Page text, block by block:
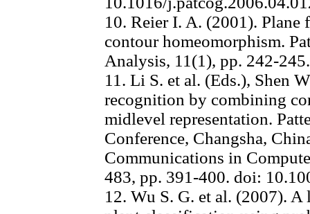
10. Reier I. A. (2001). Plane
contour homeomorphism.
Analysis, 11(1), pp. 242-245.
11. Li S. et al. (Eds.), Shen
recognition by combining
midlevel representation.
Conference, Changsha,
Communications in
483, pp. 391-400. doi:
12. Wu S. G. et al. (2007).